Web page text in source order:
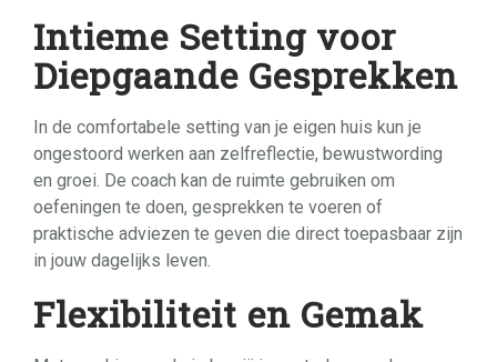
Intieme Setting voor
Diepgaande Gesprekken
In de comfortabele setting van je eigen huis kun je
ongestoord werken aan zelfreflectie, bewustwording
en groei. De coach kan de ruimte gebruiken om
oefeningen te doen, gesprekken te voeren of
praktische adviezen te geven die direct toepasbaar zijn
in jouw dagelijks leven.
Flexibiliteit en Gemak